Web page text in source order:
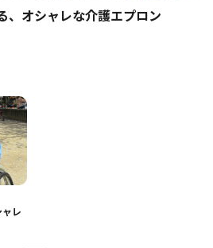
、オシャレな介護エプロン
レ